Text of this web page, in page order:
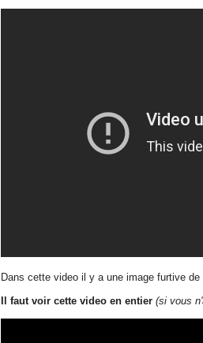
Dans cette video il y a une image furtive de
Il faut voir cette video en entier (si vous